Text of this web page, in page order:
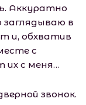
Аккуратно
заглядываю в
и, обхватив
с
их с меня…
звонок.